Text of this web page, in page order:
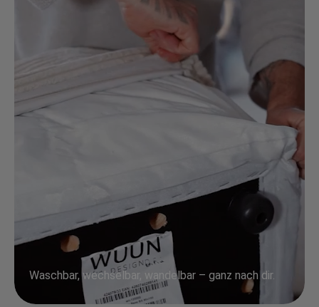
Waschbar, wechselbar, wandelbar – ganz nach dir.